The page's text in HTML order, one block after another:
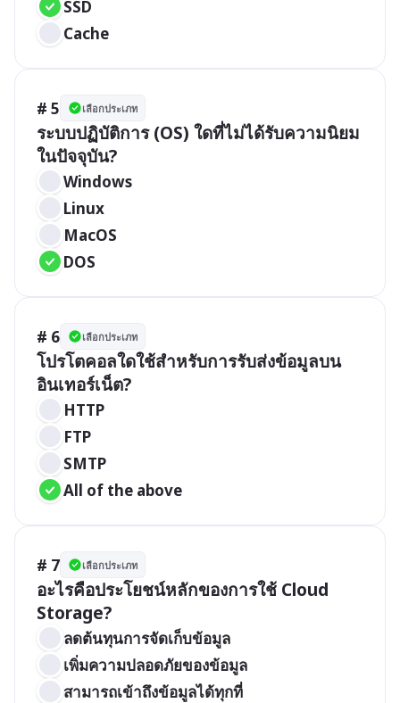
SSD
Cache
# 5 เลือกประเภท
ระบบปฏิบัติการ (OS) ใดที่ไม่ได้รับความนิยม
ในปัจจุบัน?
Windows
Linux
MacOS
DOS
# 6 เลือกประเภท
โปรโตคอลใดใช้สำหรับการรับส่งข้อมูลบน
อินเทอร์เน็ต?
HTTP
FTP
SMTP
All of the above
# 7 เลือกประเภท
อะไรคือประโยชน์หลักของการใช้ Cloud
Storage?
ลดต้นทุนการจัดเก็บข้อมูล
เพิ่มความปลอดภัยของข้อมูล
สามารถเข้าถึงข้อมูลได้ทุกที่